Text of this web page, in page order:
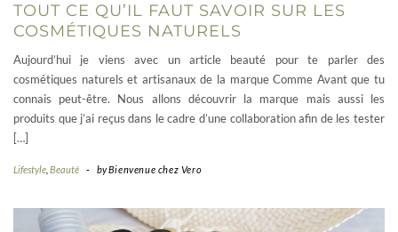
TOUT CE QU’IL FAUT SAVOIR SUR LES
COSMÉTIQUES NATURELS
Aujourd’hui je viens avec un article beauté pour te parler des
cosmétiques naturels et artisanaux de la marque Comme Avant que tu
connais peut-être. Nous allons découvrir la marque mais aussi les
produits que j’ai reçus dans le cadre d’une collaboration afin de les tester
[…]
Lifestyle Beauté - byBienvenue chez Vero